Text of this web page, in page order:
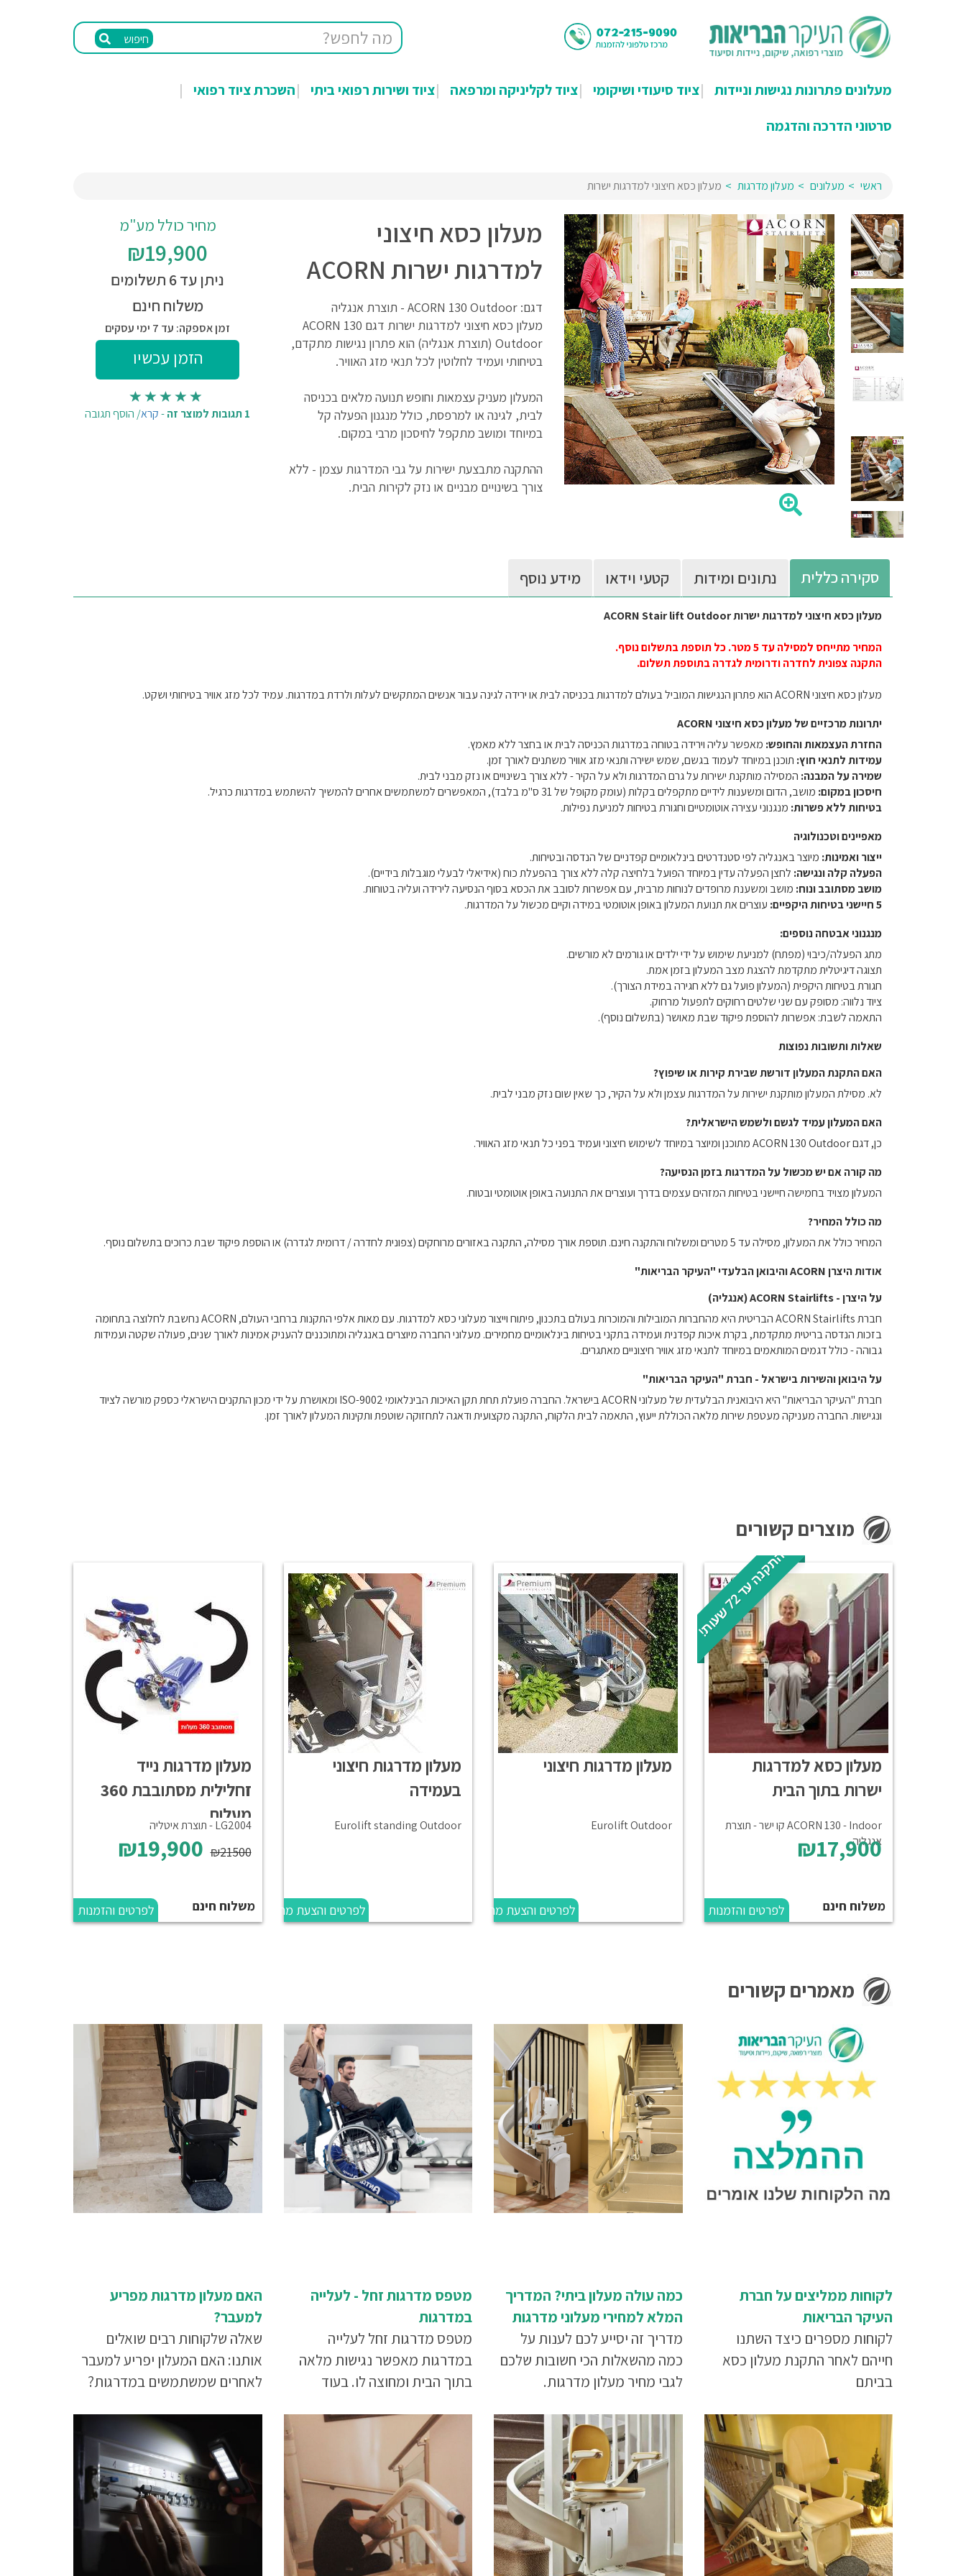
חיפוש
מעלונים פתרונות נגישות וניידות ציוד סיעודי ושיקומי ציוד לקליניקה ומרפאה ציוד ושירות רפואי ביתי
השכרת ציוד רפואי
סרטוני הדרכה והדגמה
ראשי מעלונים מעלון מדרגות מעלון כסא חיצוני למדרגות ישרות
מעלון כסא חיצוני
למדרגות ישרות ACORN
דגם: ACORN 130 Outdoor - תוצרת אנגליה
מעלון כסא חיצוני למדרגות ישרות דגם ACORN 130
Outdoor (תוצרת אנגליה) הוא פתרון נגישות מתקדם,
בטיחותי ועמיד לחלוטין לכל תנאי מזג האוויר.
המעלון מעניק עצמאות וחופש תנועה מלאים בכניסה
לבית, לגינה או למרפסת, כולל מנגנון הפעלה קל
במיוחד ומושב מתקפל לחיסכון מרבי במקום.
ההתקנה מתבצעת ישירות על גבי המדרגות עצמן - ללא
צורך בשינויים מבניים או נזק לקירות הבית.
מחיר כולל מע"מ
₪19,900
ניתן עד 6 תשלומים
משלוח חינם
זמן אספקה: עד 7 ימי עסקים
1 תגובות למוצר זה -קרא/ הוסף תגובה
סקירה כללית נתונים ומידות קטעי וידאו מידע נוסף
מעלון כסא חיצוני למדרגות ישרות ACORN Stair lift Outdoor
המחיר מתייחס למסילה עד 5 מטר. כל תוספת בתשלום נוסף.
התקנה צפונית לחדרה ודרומית לגדרה בתוספת תשלום.
מעלון כסא חיצוני ACORN הוא פתרון הנגישות המוביל בעולם למדרגות בכניסה לבית או ירידה לגינה עבור אנשים המתקשים לעלות ולרדת במדרגות. עמיד לכל מזג אוויר בטיחותי ושקט.
יתרונות מרכזיים של מעלון כסא חיצוני ACORN
החזרת העצמאות והחופש: מאפשר עליה וירידה בטוחה במדרגות הכניסה לבית או בחצר ללא מאמץ.
עמידות לתנאי חוץ: תוכנן במיוחד לעמוד בגשם, שמש ישירה ותנאי מזג אוויר משתנים לאורך זמן.
שמירה על המבנה: המסילה מותקנת ישירות על גרם המדרגות ולא על הקיר - ללא צורך בשינויים או נזק מבני לבית.
חיסכון במקום: מושב, הדום ומשענות לידיים מתקפלים בקלות (עומק מקופל של 31 ס"מ בלבד), המאפשרים למשתמשים אחרים להמשיך להשתמש במדרגות כרגיל.
בטיחות ללא פשרות: מנגנוני עצירה אוטומטיים וחגורת בטיחות למניעת נפילות.
מאפיינים וטכנולוגיה
ייצור ואמינות: מיוצר באנגליה לפי סטנדרטים בינלאומיים קפדניים של הנדסה ובטיחות.
הפעלה קלה ונגישה: לחצן הפעלה עדין במיוחד הפועל בלחיצה קלה ללא צורך בהפעלת כוח (אידיאלי לבעלי מוגבלות בידיים).
מושב מסתובב ונוח: מושב ומשענת מרופדים לנוחות מרבית, עם אפשרות לסובב את הכסא בסוף הנסיעה לירידה ועליה בטוחות.
5 חיישני בטיחות היקפיים:
עוצרים את תנועת המעלון באופן אוטומטי במידה וקיים מכשול על המדרגות.
מנגנוני אבטחה נוספים:
מתג הפעלה/כיבוי (מפתח) למניעת שימוש על ידי ילדים או גורמים לא מורשים.
תצוגה דיגיטלית מתקדמת להצגת מצב המעלון בזמן אמת.
חגורת בטיחות היקפית (המעלון פועל גם ללא חגירה במידת הצורך).
ציוד נלווה: מסופק עם שני שלטים רחוקים לתפעול מרחוק.
התאמה לשבת: אפשרות להוספת פיקוד שבת מאושר (בתשלום נוסף).
שאלות ותשובות נפוצות
האם התקנת המעלון דורשת שבירת קירות או שיפוץ?
לא. מסילת המעלון מותקנת ישירות על המדרגות עצמן ולא על הקיר, כך שאין שום נזק מבני לבית.
האם המעלון עמיד לגשם ולשמש הישראלית?
כן, דגם ACORN 130 Outdoor מתוכנן ומיוצר במיוחד לשימוש חיצוני ועמיד בפני כל תנאי מזג האוויר.
מה קורה אם יש מכשול על המדרגות בזמן הנסיעה?
המעלון מצויד בחמישה חיישני בטיחות המזהים עצמים בדרך ועוצרים את התנועה באופן אוטומטי ובטוח.
מה כולל המחיר?
המחיר כולל את המעלון, מסילה עד 5 מטרים ומשלוח והתקנה חינם. תוספת אורך מסילה, התקנה באזורים מרוחקים (צפונית לחדרה / דרומית לגדרה) או הוספת פיקוד שבת כרוכים בתשלום נוסף.
אודות היצרן ACORN והיבואן הבלעדי "העיקר הבריאות"
על היצרן - ACORN Stairlifts (אנגליה)
חברת ACORN Stairlifts הבריטית היא מהחברות המובילות והמוכרות בעולם בתכנון, פיתוח וייצור מעלוני כסא למדרגות. עם מאות אלפי התקנות ברחבי העולם, ACORN נחשבת לחלוצה בתחומה
בזכות הנדסה בריטית מתקדמת, בקרת איכות קפדנית ועמידה בתקני בטיחות בינלאומיים מחמירים. מעלוני החברה מיוצרים באנגליה ומתוכננים להעניק אמינות לאורך שנים, פעולה שקטה ועמידות
גבוהה - כולל דגמים המותאמים במיוחד לתנאי מזג אוויר חיצוניים מאתגרים.
על היבואן והשירות בישראל - חברת "העיקר הבריאות"
חברת "העיקר הבריאות" היא היבואנית הבלעדית של מעלוני ACORN בישראל. החברה פועלת תחת תקן האיכות הבינלאומי ISO-9002 ומאושרת על ידי מכון התקנים הישראלי כספק מורשה לציוד
ונגישות. החברה מעניקה מעטפת שירות מלאה הכוללת ייעוץ, התאמה לבית הלקוח, התקנה מקצועית ודאגה לתחזוקה שוטפת ותקינות המעלון לאורך זמן.
מוצרים קשורים
ה
ת
ק
נ
ה
ע
ד
7
2
ש
ע
ו
ת
!
מעלון כסא למדרגות
ישרות בתוך הבית
ACORN 130 - Indoor קו ישר - תוצרת
אנגליה
₪17,900
משלוח חינם לפרטים והזמנות
מעלון מדרגות חיצוני
Eurolift Outdoor
לפרטים והצעת מחיר
מעלון מדרגות חיצוני
בעמידה
Eurolift standing Outdoor
לפרטים והצעת מחיר
מעלון מדרגות נייד
זחלילית מסתובבת 360
מעלות
LG2004 - תוצרת איטליה
₪19,900 ₪21500
משלוח חינם לפרטים והזמנות
מאמרים קשורים
לקוחות ממליצים על חברת
העיקר הבריאות
לקוחות מספרים כיצד השתנו
חייהם לאחר התקנת מעלון כסא
בביתם
כמה עולה מעלון ביתי? המדריך
המלא למחירי מעלוני מדרגות
מדריך זה יסייע לכם לענות על
כמה מהשאלות הכי חשובות שלכם
לגבי מחיר מעלון מדרגות.
מטפס מדרגות זחל - לעלייה
במדרגות
מטפס מדרגות זחל לעלייה
במדרגות מאפשר נגישות מלאה
בתוך הבית ומחוצה לו. בעוד
להוציא מהבית, הרי שאת המתקן
הזה ניתן לנייד בקלות ולהפעיל
אותו בצורה קלה גם במקומות
אחרים.
האם מעלון מדרגות מפריע
למעבר?
שאלה שלקוחות רבים שואלים
אותנו: האם המעלון יפריע למעבר
לאחרים שמשתמשים במדרגות?